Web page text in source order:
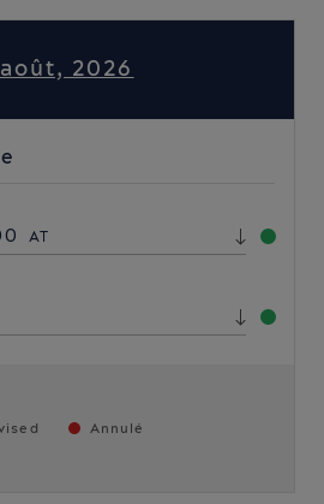
2026
AT
Annulé